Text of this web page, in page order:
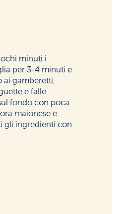
minuti i
per 3-4 minuti e
ai gamberetti,
e falle
fondo con poca
maionese e
gli ingredienti con